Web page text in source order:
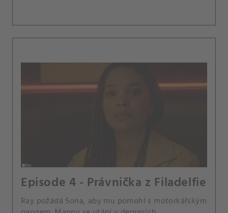
Episode 4 - Právnička z Filadelfie
Ray požádá Sona, aby mu pomohl s motorkářským